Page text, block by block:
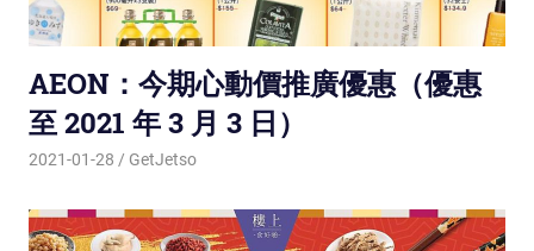
AEON：今期心動價推廣優惠（優惠
至 2021 年 3 月 3 日）
2021-01-28 GetJetso